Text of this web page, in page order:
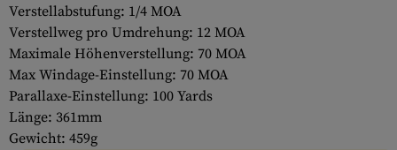
Verstellabstufung: 1/4 MOA
Verstellweg pro Umdrehung: 12 MOA
Maximale Höhenverstellung: 70 MOA
Max Windage-Einstellung: 70 MOA
Parallaxe-Einstellung: 100 Yards
Länge: 361mm
Gewicht: 459g